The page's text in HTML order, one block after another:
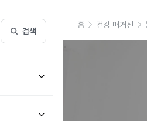
검색
홈 건강 매거진